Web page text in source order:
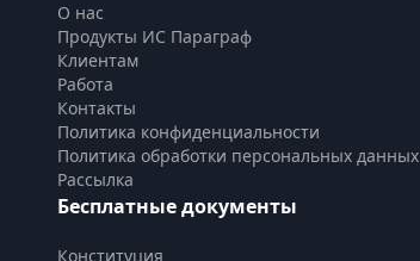
О нас
Продукты ИС Параграф
Клиентам
Работа
Контакты
Политика конфиденциальности
Политика обработки персональных данных
Рассылка
Бесплатные документы
Конституция